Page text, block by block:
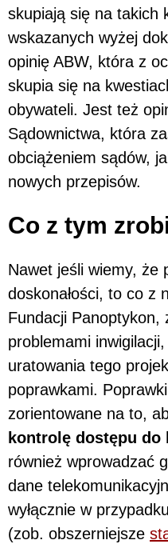
skupiają się na takich
wskazanych wyżej
opinię ABW, która z
skupia się na
obywateli. Jest też
Sądownictwa, która
obciążeniem sądów,
nowych przepisów.
Co z tym
Nawet jeśli wiemy, że
doskonałości, to co z
Fundacji Panoptykon,
problemami
uratowania tego
poprawkami.
zorientowane na to,
kontrolę dostępu
również wprowadzać
dane
wyłącznie w
(zob. obszerniejsze